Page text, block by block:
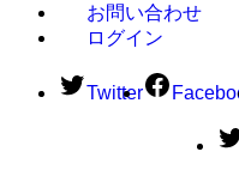
お問い合わせ
ログイン
Twitter